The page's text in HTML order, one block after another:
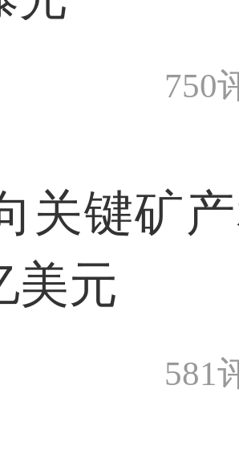
750
关键矿
美元
581